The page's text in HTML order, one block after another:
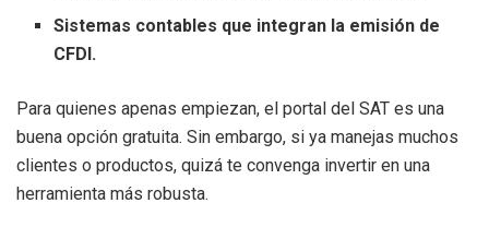
Sistemas contables que integran la emisión de
CFDI.
Para quienes apenas empiezan, el portal del SAT es una
buena opción gratuita. Sin embargo, si ya manejas muchos
clientes o productos, quizá te convenga invertir en una
herramienta más robusta.